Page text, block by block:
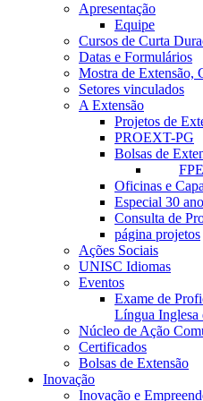
Apresentação
Equipe
Cursos de Curta
Datas e Formulários
Mostra de Extensão,
Setores vinculados
A Extensão
Projetos de
PROEXT-PG
Bolsas de
Oficinas e
Especial 30
Consulta de
página projetos
Ações Sociais
UNISC Idiomas
Eventos
Exame de
Língua Inglesa
Núcleo de Ação
Certificados
Bolsas de Extensão
Inovação
Inovação e